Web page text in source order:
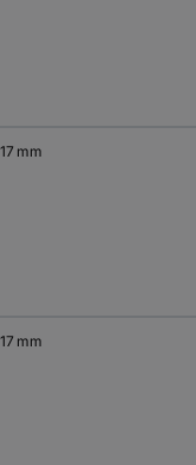
17 mm
17 mm